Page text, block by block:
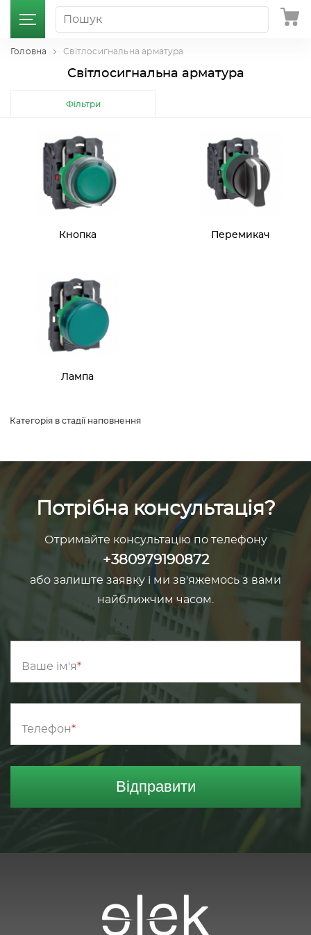
Головна Світлосигнальна арматура
Світлосигнальна арматура
Фільтри
Кнопка Перемикач
Лампа
Категорія в стадії наповнення
Потрібна консультація?
Отримайте консультацію по телефону
+380979190872
або залиште заявку і ми зв'яжемось з вами
найближчим часом.
Ваше ім'я
Телефон
Відправити